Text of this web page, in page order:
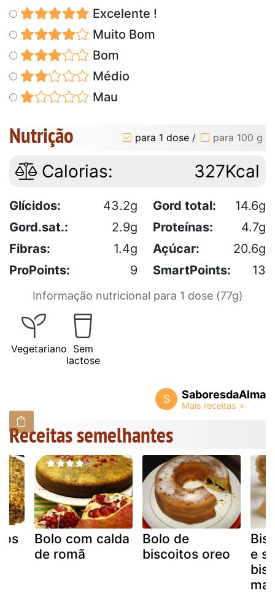
Excelente !
Muito Bom
Bom
Médio
Mau
Nutrição para 1 dose / para 100 g
Calorias: 327Kcal
Glícidos: 43.2g Gord total:
14.6g
Gord.sat.:
2.9g Proteínas:
4.7g
Fibras:
1.4g Açúcar:
20.6g
ProPoints:
9 SmartPoints: 13
Informação nutricional para 1 dose (77g)
Vegetariano Sem
lactose
S SaboresdaAlma
Receitas semelhantes
Bolo com calda
de romã
Bolo de
biscoitos oreo
e